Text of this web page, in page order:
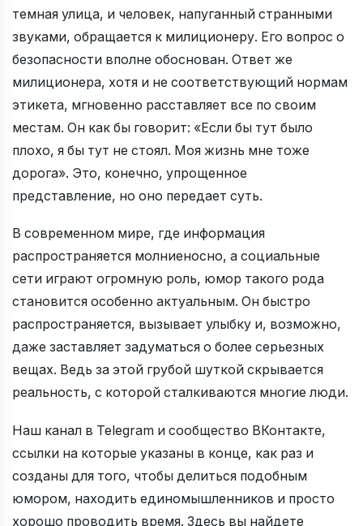
темная улица, и человек, напуганный странными
звуками, обращается к милиционеру. Его вопрос о
безопасности вполне обоснован. Ответ же
милиционера, хотя и не соответствующий нормам
этикета, мгновенно расставляет все по своим
местам. Он как бы говорит: «Если бы тут было
плохо, я бы тут не стоял. Моя жизнь мне тоже
дорога». Это, конечно, упрощенное
представление, но оно передает суть.
В современном мире, где информация
распространяется молниеносно, а социальные
сети играют огромную роль, юмор такого рода
становится особенно актуальным. Он быстро
распространяется, вызывает улыбку и, возможно,
даже заставляет задуматься о более серьезных
вещах. Ведь за этой грубой шуткой скрывается
реальность, с которой сталкиваются многие люди.
Наш канал в Telegram и сообщество ВКонтакте,
ссылки на которые указаны в конце, как раз и
созданы для того, чтобы делиться подобным
юмором, находить единомышленников и просто
хорошо проводить время. Здесь вы найдете